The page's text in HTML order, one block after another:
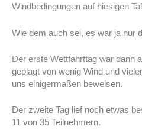
Windbedingungen auf hiesigen
Wie dem auch sei, es war ja nur
Der erste Wettfahrttag war dann
geplagt von wenig Wind und
uns einigermaßen beweisen.
Der zweite Tag lief noch etwas
11 von 35 Teilnehmern.